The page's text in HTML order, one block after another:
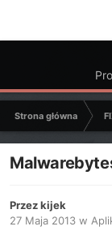
Strona główna
Przezkijek
27 Maja 2013 w